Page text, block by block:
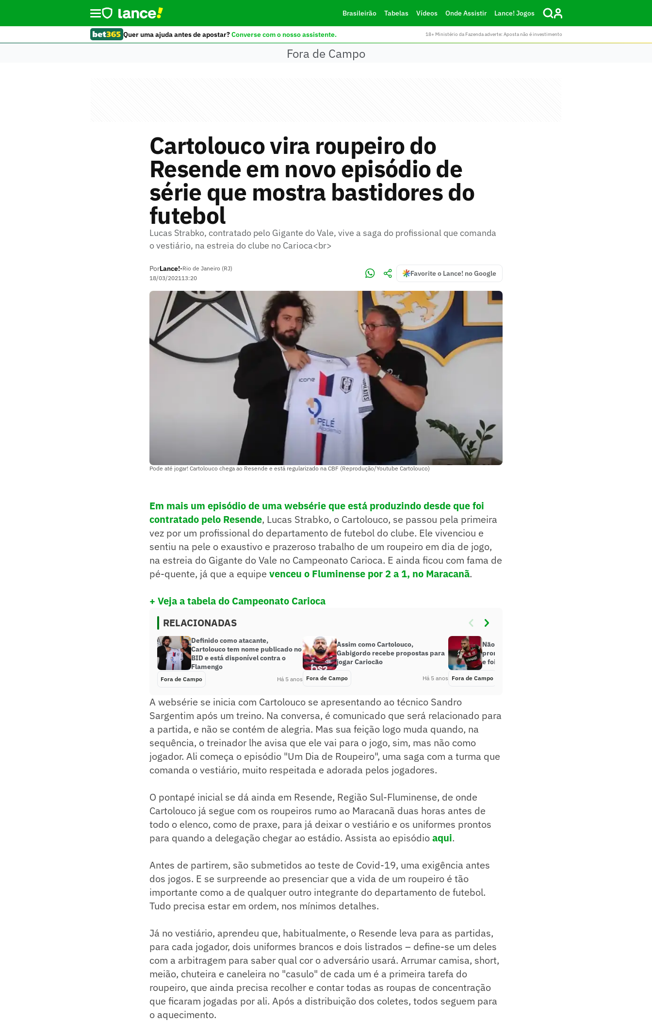
Brasileirão Tabelas Vídeos Onde Assistir Lance! Jogos
Quer uma ajuda antes de apostar?Converse com o nosso assistente. 18+ Ministério da Fazenda adverte: Aposta não é investimento
Fora de Campo
Cartolouco vira roupeiro do
Resende em novo episódio de
série que mostra bastidores do
futebol
Lucas Strabko, contratado pelo Gigante do Vale, vive a saga do profissional que comanda
o vestiário, na estreia do clube no Carioca<br>
PorLance!•Rio de Janeiro (RJ)
18/03/202113:20
Favorite o Lance! no Google
Pode até jogar! Cartolouco chega ao Resende e está regularizado na CBF (Reprodução/Youtube Cartolouco)
Em mais um episódio de uma websérie que está produzindo desde que foi
contratado pelo Resende, Lucas Strabko, o Cartolouco, se passou pela primeira
vez por um profissional do departamento de futebol do clube. Ele vivenciou e
sentiu na pele o exaustivo e prazeroso trabalho de um roupeiro em dia de jogo,
na estreia do Gigante do Vale no Campeonato Carioca. E ainda ficou com fama de
pé-quente, já que a equipe venceu o Fluminense por 2 a 1, no Maracanã.
+ Veja a tabela do Campeonato Carioca
RELACIONADAS
Definido como atacante,
Cartolouco tem nome publicado no
BID e está disponível contra o
Flamengo
Fora de Campo Há 5 anos
Assim como Cartolouco,
Gabigordo recebe propostas para
jogar Cariocão
Fora de Campo Há 5 anos
Não é a primeira vez: Gabigol
promoveu ‘festinhas’ na pandemia
e foi cutucado por vizinhos
Fora de Campo
A websérie se inicia com Cartolouco se apresentando ao técnico Sandro
Sargentim após um treino. Na conversa, é comunicado que será relacionado para
a partida, e não se contém de alegria. Mas sua feição logo muda quando, na
sequência, o treinador lhe avisa que ele vai para o jogo, sim, mas não como
jogador. Ali começa o episódio "Um Dia de Roupeiro", uma saga com a turma que
comanda o vestiário, muito respeitada e adorada pelos jogadores.
O pontapé inicial se dá ainda em Resende, Região Sul-Fluminense, de onde
Cartolouco já segue com os roupeiros rumo ao Maracanã duas horas antes de
todo o elenco, como de praxe, para já deixar o vestiário e os uniformes prontos
para quando a delegação chegar ao estádio. Assista ao episódioaqui.
Antes de partirem, são submetidos ao teste de Covid-19, uma exigência antes
dos jogos. E se surpreende ao presenciar que a vida de um roupeiro é tão
importante como a de qualquer outro integrante do departamento de futebol.
Tudo precisa estar em ordem, nos mínimos detalhes.
Já no vestiário, aprendeu que, habitualmente, o Resende leva para as partidas,
para cada jogador, dois uniformes brancos e dois listrados – define-se um deles
com a arbitragem para saber qual cor o adversário usará. Arrumar camisa, short,
meião, chuteira e caneleira no "casulo" de cada um é a primeira tarefa do
roupeiro, que ainda precisa recolher e contar todas as roupas de concentração
que ficaram jogadas por ali. Após a distribuição dos coletes, todos seguem para
o aquecimento.